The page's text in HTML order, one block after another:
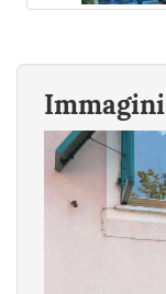
Immagini